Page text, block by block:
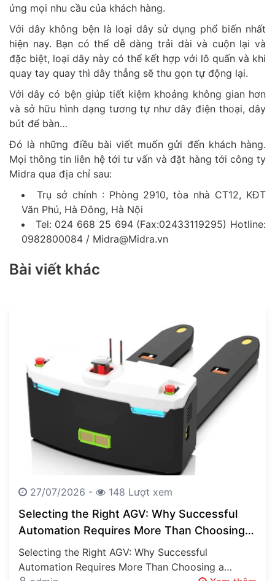
ứng mọi nhu cầu của khách hàng.
Với dây không bện là loại dây sử dụng phổ biến nhất
hiện nay. Bạn có thể dễ dàng trải dài và cuộn lại và
đặc biệt, loại dây này có thể kết hợp với lô quấn và khi
quay tay quay thì dây thẳng sẽ thu gọn tự động lại.
Với dây có bện giúp tiết kiệm khoảng không gian hơn
và sở hữu hình dạng tương tự như dây điện thoại, dây
bút để bàn…
Đó là những điều bài viết muốn gửi đến khách hàng.
Mọi thông tin liên hệ tới tư vấn và đặt hàng tới công ty
Midra qua địa chỉ sau:
Trụ sở chính : Phòng 2910, tòa nhà CT12, KĐT
Văn Phú, Hà Đông, Hà Nội
Tel: 024 668 25 694 (Fax:02433119295) Hotline:
0982800084 / Midra@Midra.vn
Bài viết khác
27/07/2026 - 148 Lượt xem
Selecting the Right AGV: Why Successful
Automation Requires More Than Choosing a
Vehicle
Selecting the Right AGV: Why Successful
Automation Requires More Than Choosing a